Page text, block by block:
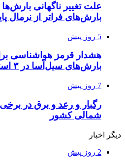
علت تغییر ناگهانی
بارش‌های فراتر از نرمال
5 روز پیش
بارش‌های سیل‌آسا در ۳ استان
7 روز پیش
رگبار و رعد و برق در
شمالی کشور
دیگر اخبار
2 روز پیش